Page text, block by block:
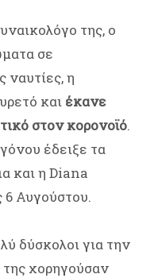
της, ο
σε
ναυτίες, η
και έκανε
στον κορονοϊό.
έδειξε τα
και η Diana
6 Αυγούστου.
δύσκολοι για την
χορηγούσαν